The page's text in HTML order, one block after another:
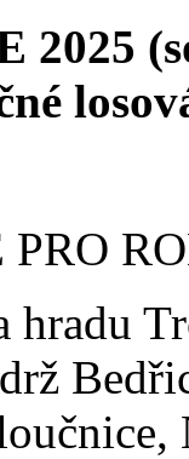
2025
hradu